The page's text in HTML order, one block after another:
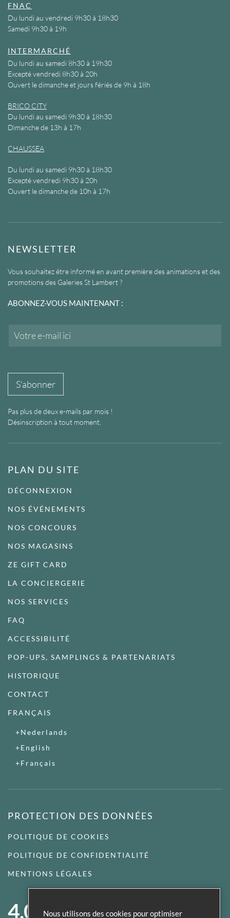
FNAC
Du lundi au vendredi 9h30 à 18h30
Samedi 9h30 à 19h
INTERMARCHÉ
Du lundi au samedi 8h30 à 19h30
Excepté vendredi 8h30 à 20h
Ouvert le dimanche et jours fériés de 9h à 18h
BRICO CITY
Du lundi au samedi 9h30 à 18h30
Dimanche de 13h à 17h
CHAUSSEA
Du lundi au samedi 9h30 à 18h30
Excepté vendredi 9h30 à 20h
Ouvert le dimanche de 10h à 17h
NEWSLETTER
Vous souhaitez être informé en avant première des animations et des
promotions des Galeries St Lambert ?
ABONNEZ-VOUS MAINTENANT :
S'abonner
Pas plus de deux e-mails par mois !
Désinscription à tout moment.
PLAN DU SITE
DÉCONNEXION
NOS ÉVÉNEMENTS
NOS CONCOURS
NOS MAGASINS
ZE GIFT CARD
LA CONCIERGERIE
NOS SERVICES
FAQ
ACCESSIBILITÉ
POP-UPS, SAMPLINGS & PARTENARIATS
HISTORIQUE
CONTACT
FRANÇAIS
Nederlands
English
Français
PROTECTION DES DONNÉES
POLITIQUE DE COOKIES
POLITIQUE DE CONFIDENTIALITÉ
MENTIONS LÉGALES
4,0 Nous utilisons des cookies pour optimiser